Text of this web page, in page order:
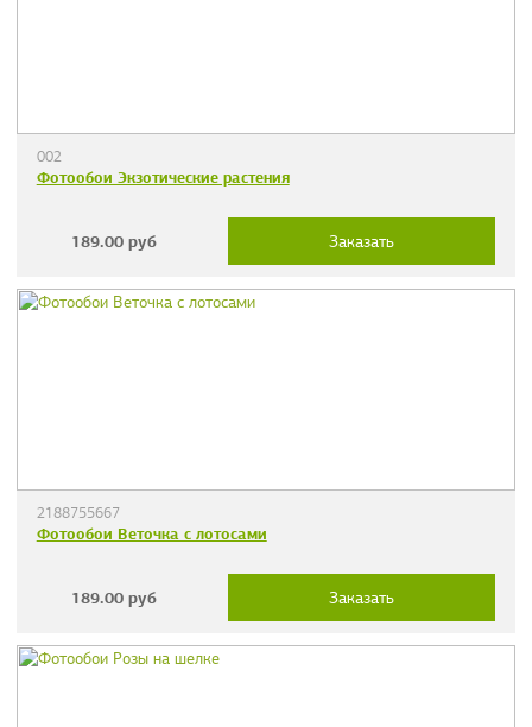
002
Фотообои Экзотические растения
189.00 руб Заказать
2188755667
Фотообои Веточка c лотосами
189.00 руб Заказать